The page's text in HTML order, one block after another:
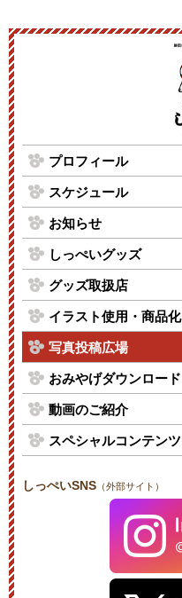
プロフィール
スケジュール
お知らせ
しっぺいグッズ
グッズ取扱店
イラスト使用・商品化
写真投稿広場
おみやげダウンロード
動画のご紹介
スペシャルコンテンツ
しっぺいSNS （外部サイト）